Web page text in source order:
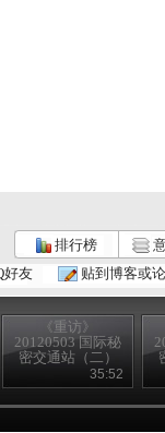
排行榜
好友 贴到博客或
《重访》
20120503 国际秘
密交通站（二）
35:52